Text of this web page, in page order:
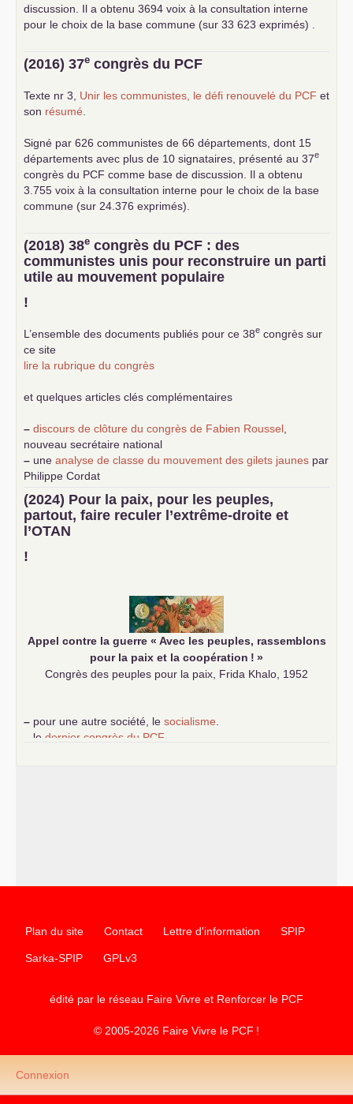
discussion. Il a obtenu 3694 voix à la consultation interne
pour le choix de la base commune (sur 33 623 exprimés) .
(2016) 37e congrès du PCF
Texte nr 3, Unir les communistes, le défi renouvelé du PCF et
son résumé
Signé par 626 communistes de 66 départements, dont 15
départements avec plus de 10 signataires, présenté au 37e
congrès du PCF comme base de discussion. Il a obtenu
3.755 voix à la consultation interne pour le choix de la base
commune (sur 24.376 exprimés).
(2018) 38e congrès du PCF : des
communistes unis pour reconstruire un parti
utile au mouvement populaire
!
L’ensemble des documents publiés pour ce 38e congrès sur
ce site
lire la rubrique du congrès
et quelques articles clés complémentaires
– discours de clôture du congrès de Fabien Roussel
nouveau secrétaire national
– une analyse de classe du mouvement des gilets jaunes par
Philippe Cordat
–
un texte de Jean-Claude Delaunay
le marxisme est la
science sociale de notre temps
–un appel proposé aux partis communistes et ouvrier
d’Europe
–
(2024) Pour la paix, pour les peuples,
partout, faire reculer l’extrême-droite et
l’OTAN
!
Appel contre la guerre « Avec les peuples, rassemblons
pour la paix et la coopération ! »
Congrès des peuples pour la paix, Frida Khalo, 1952
– pour une autre société, le socialisme
le dernier congrès du PCF
Plan du site Contact Lettre d'information SPIP
Sarka-SPIP GPLv3
édité par le réseau Faire Vivre et Renforcer le PCF
© 2005-2026 Faire Vivre le PCF !
Connexion